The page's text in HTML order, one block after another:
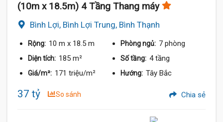
(10m x 18.5m) 4 Tầng Thang máy
Bình Lợi, Bình Lợi Trung, Bình Thạnh
Rộng: 10 m x 18.5 m Phòng ngủ: 7 phòng
Diện tích: 185 m² Số tầng: 4 tầng
Giá/m²: 171 triệu/m² Hướng: Tây Bắc
37 tỷ So sánh Chia sẻ